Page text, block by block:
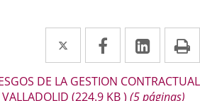
Twitter
Enlace
a
una
Facebook
Enlace
a
una
Enlace
a
una
DE LA GESTION CONTRACTUAL
(224.9 KB) (5 páginas)